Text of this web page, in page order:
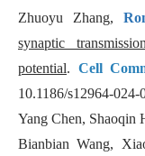
Zhuoyu Zhang,
synaptic
potential. Cell
10.1186/s12964-024-
Yang Chen, Shaoqin
Bianbian Wang,